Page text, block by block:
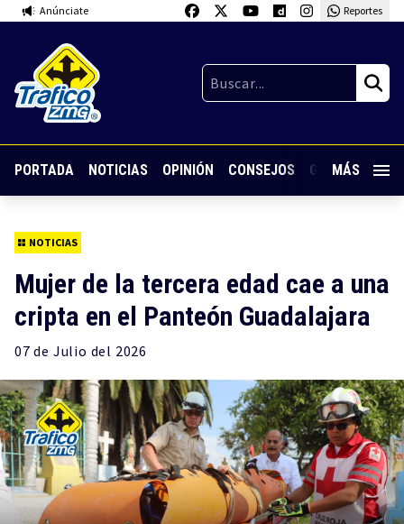
Anúnciate Reportes
PORTADA NOTICIAS OPINIÓN CONSEJOS GUARDIA
MÁS
NOTICIAS
Mujer de la tercera edad cae a una
cripta en el Panteón Guadalajara
07 de Julio del 2026